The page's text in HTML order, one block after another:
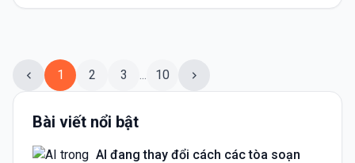
1 2 3 10
Bài viết nổi bật
AI đang thay đổi cách các tòa soạn